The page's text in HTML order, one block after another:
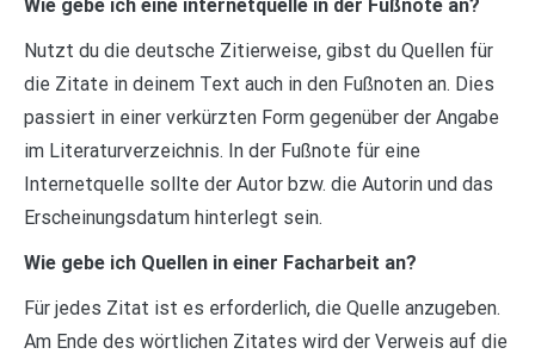
Wie gebe ich eine internetquelle in der Fußnote an?
Nutzt du die deutsche Zitierweise, gibst du Quellen für
die Zitate in deinem Text auch in den Fußnoten an. Dies
passiert in einer verkürzten Form gegenüber der Angabe
im Literaturverzeichnis. In der Fußnote für eine
Internetquelle sollte der Autor bzw. die Autorin und das
Erscheinungsdatum hinterlegt sein.
Wie gebe ich Quellen in einer Facharbeit an?
Für jedes Zitat ist es erforderlich, die Quelle anzugeben.
Am Ende des wörtlichen Zitates wird der Verweis auf die